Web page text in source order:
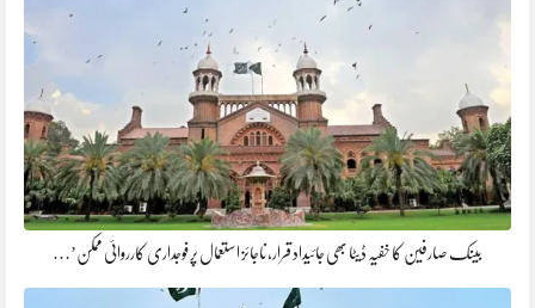
بینک صارفین کا خفیہ ڈیٹا بھی جائیداد قرار، ناجائز استعمال پر فوجداری کارروائی ممکن’…